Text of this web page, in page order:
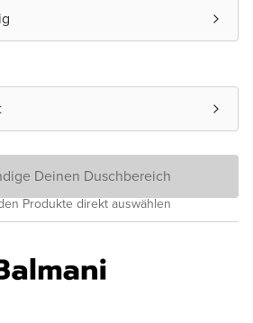
Deinen Duschbereich
Produkte direkt auswählen